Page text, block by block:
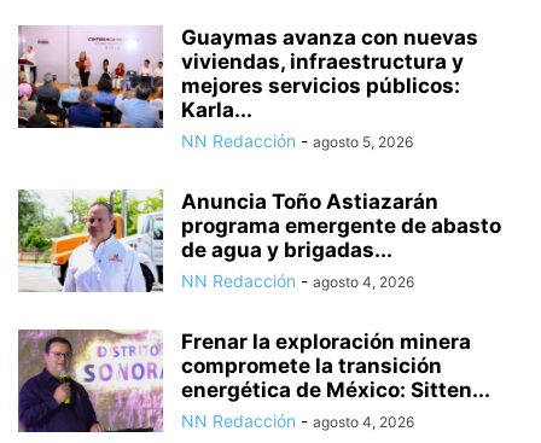
Guaymas avanza con nuevas
viviendas, infraestructura y
mejores servicios públicos:
Karla...
NN Redacción - agosto 5, 2026
Anuncia Toño Astiazarán
programa emergente de abasto
de agua y brigadas...
NN Redacción - agosto 4, 2026
Frenar la exploración minera
compromete la transición
energética de México: Sitten...
NN Redacción - agosto 4, 2026